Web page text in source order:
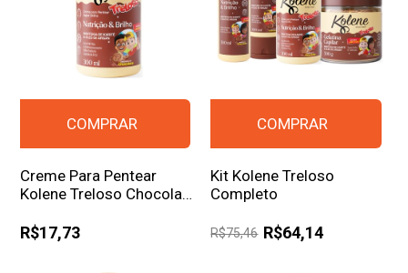
Creme Para Pentear
Kolene Treloso Chocolate
R$17,73
Kit Kolene Treloso
Completo
R$64,14
R$75,46